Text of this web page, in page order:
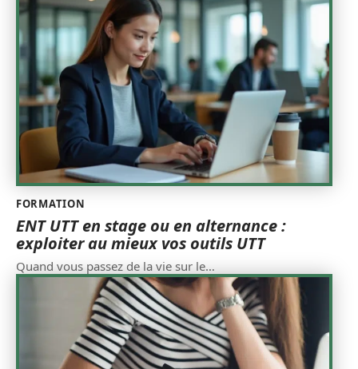
FORMATION
ENT UTT en stage ou en alternance :
exploiter au mieux vos outils UTT
Quand vous passez de la vie sur le…